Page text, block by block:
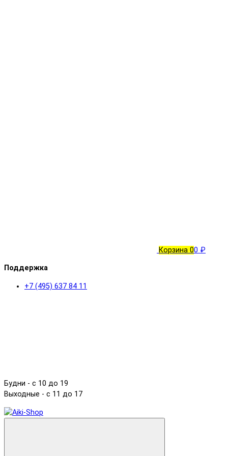
Корзина 00 ₽
Поддержка
+7 (495) 637 84 11
Будни - с 10 до 19
Выходные - c 11 до 17